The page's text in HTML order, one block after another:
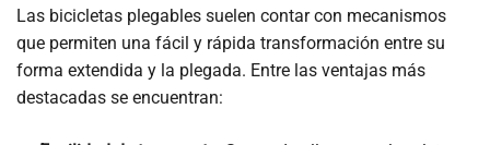
Las bicicletas plegables suelen contar con mecanismos
que permiten una fácil y rápida transformación entre su
forma extendida y la plegada. Entre las ventajas más
destacadas se encuentran: